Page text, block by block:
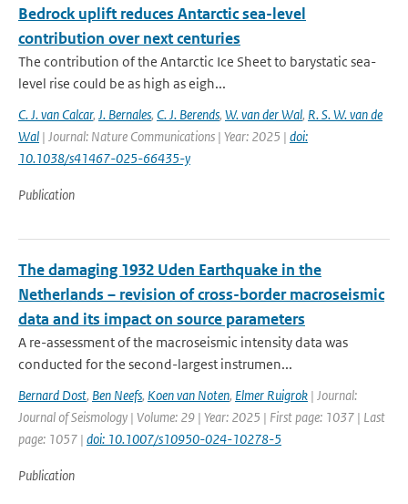
Bedrock uplift reduces Antarctic sea-level
contribution over next centuries
The contribution of the Antarctic Ice Sheet to barystatic sea-
level rise could be as high as eigh...
C. J. van Calcar, J. Bernales, C. J. Berends, W. van der Wal, R. S. W. van de
Wal | Journal: Nature Communications | Year: 2025 | doi:
10.1038/s41467-025-66435-y
Publication
The damaging 1932 Uden Earthquake in the
Netherlands – revision of cross-border macroseismic
data and its impact on source parameters
A re-assessment of the macroseismic intensity data was
conducted for the second-largest instrumen...
Bernard Dost, Ben Neefs, Koen van Noten, Elmer Ruigrok | Journal:
Journal of Seismology | Volume: 29 | Year: 2025 | First page: 1037 | Last
page: 1057 | doi: 10.1007/s10950-024-10278-5
Publication